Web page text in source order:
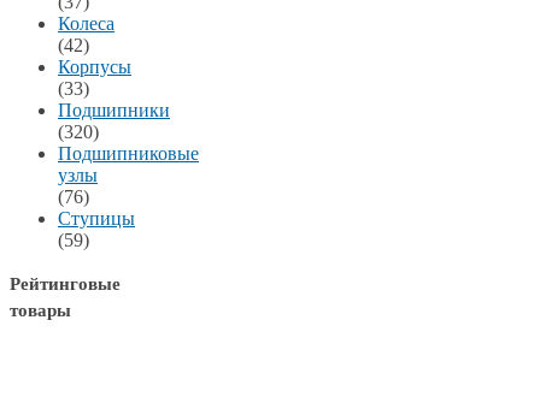
Колеса
(42)
Корпусы
(33)
Подшипники
(320)
Подшипниковые
узлы
(76)
Ступицы
(59)
Рейтинговые
товары